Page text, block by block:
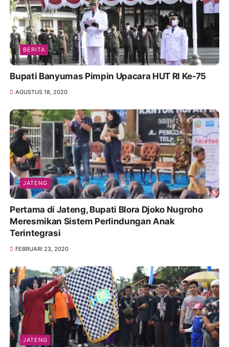
BERITA
Bupati Banyumas Pimpin Upacara HUT RI Ke-75
AGUSTUS 18, 2020
JATENG
Pertama di Jateng, Bupati Blora Djoko Nugroho
Meresmikan Sistem Perlindungan Anak
Terintegrasi
FEBRUARI 23, 2020
JATENG